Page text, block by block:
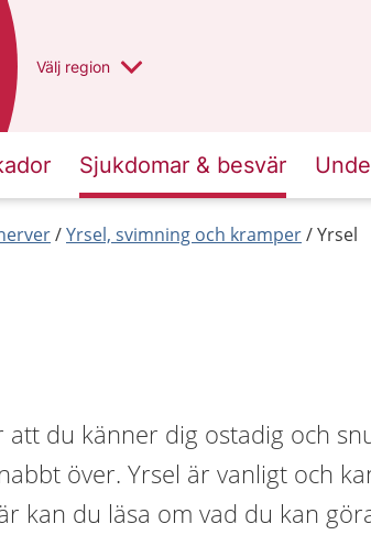
Du har valt region
Välj en annan
region
Sjukdomar & besvär
Yrsel, svimning och kramper Yrsel
att du känner dig ostadig och
över. Yrsel är vanligt och
kan du läsa om vad du kan